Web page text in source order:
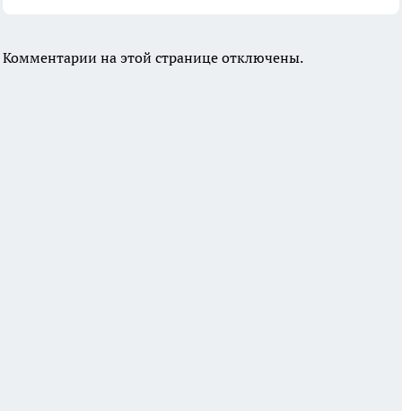
Комментарии на этой странице отключены.